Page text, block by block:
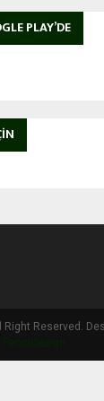
PLAY’DE
Reserved.